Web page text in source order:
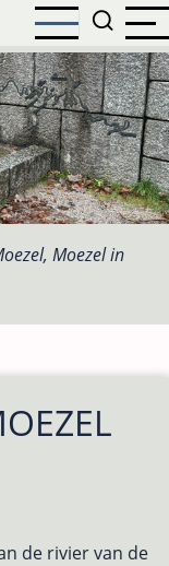
Moezel in
de rivier van de